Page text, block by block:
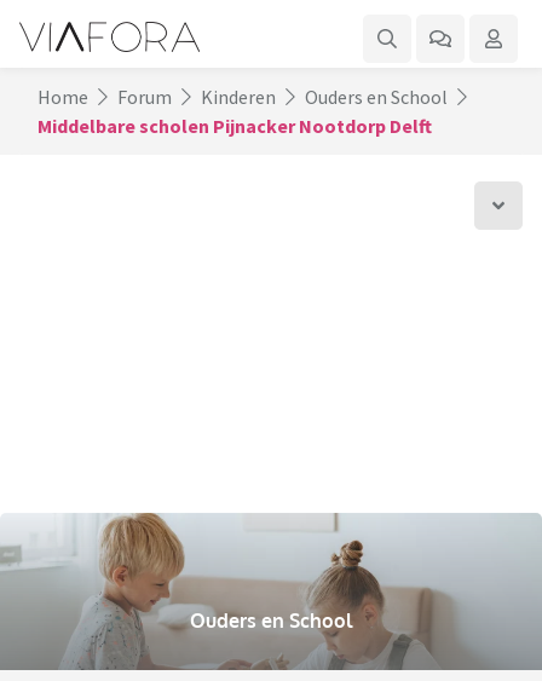
Home Forum Kinderen
Ouders en School
Middelbare scholen Pijnacker Nootdorp Delft
Ouders en School